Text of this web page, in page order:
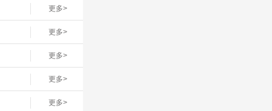
更多>
更多>
更多>
更多>
更多>